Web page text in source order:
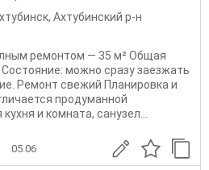
, Ахтубинский р-н
ремонтом — 35 м² Общая
можно сразу заезжать
Ремонт свежий Планировка и
продуманной
и комната, санузел...
05.06